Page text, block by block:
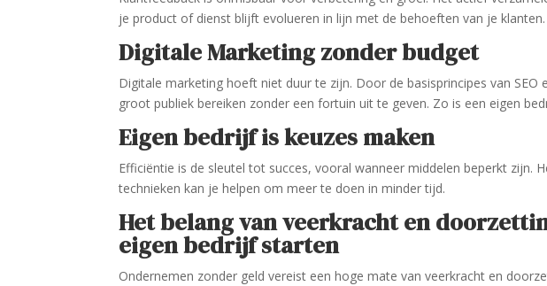
je product of dienst blijft evolueren in lijn met de behoeften van je klanten.
Digitale Marketing zonder budget
Digitale marketing hoeft niet duur te zijn. Door de basisprincipes van
groot publiek bereiken zonder een fortuin uit te geven. Zo is een eigen
Eigen bedrijf is keuzes maken
Efficiëntie is de sleutel tot succes, vooral wanneer middelen beperkt zijn.
technieken kan je helpen om meer te doen in minder tijd.
Het belang van veerkracht en
eigen bedrijf starten
Ondernemen zonder geld vereist een hoge mate van veerkracht en